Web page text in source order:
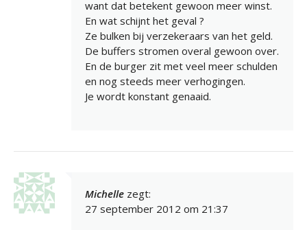
want dat betekent gewoon meer winst.
En wat schijnt het geval ?
Ze bulken bij verzekeraars van het geld.
De buffers stromen overal gewoon over.
En de burger zit met veel meer schulden
en nog steeds meer verhogingen.
Je wordt konstant genaaid.
Michelle zegt:
27 september 2012 om 21:37